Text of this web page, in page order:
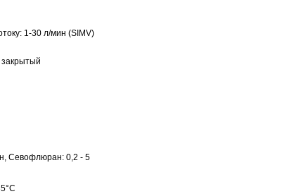
1-30 л/мин (SIMV)
Севофлюран: 0,2 - 5